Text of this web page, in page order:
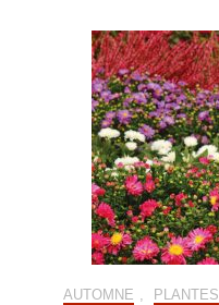
AUTOMNE , PLANTES